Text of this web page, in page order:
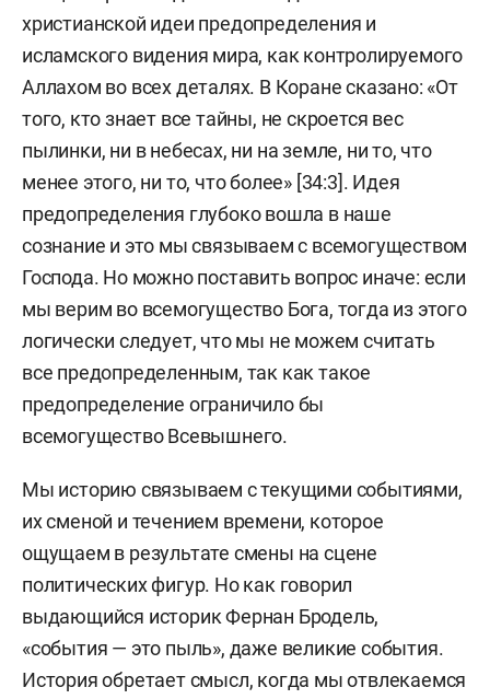
христианской идеи предопределения и
исламского видения мира, как контролируемого
Аллахом во всех деталях. В Коране сказано: «От
того, кто знает все тайны, не скроется вес
пылинки, ни в небесах, ни на земле, ни то, что
менее этого, ни то, что более» [34:3]. Идея
предопределения глубоко вошла в наше
сознание и это мы связываем с всемогуществом
Господа. Но можно поставить вопрос иначе: если
мы верим во всемогущество Бога, тогда из этого
логически следует, что мы не можем считать
все предопределенным, так как такое
предопределение ограничило бы
всемогущество Всевышнего.
Мы историю связываем с текущими событиями,
их сменой и течением времени, которое
ощущаем в результате смены на сцене
политических фигур. Но как говорил
выдающийся историк Фернан Бродель,
«события — это пыль», даже великие события.
История обретает смысл, когда мы отвлекаемся